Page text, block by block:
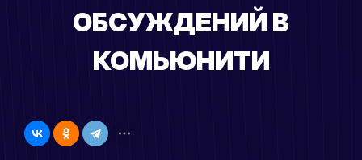
ОБСУЖДЕНИЙ В
КОМЬЮНИТИ